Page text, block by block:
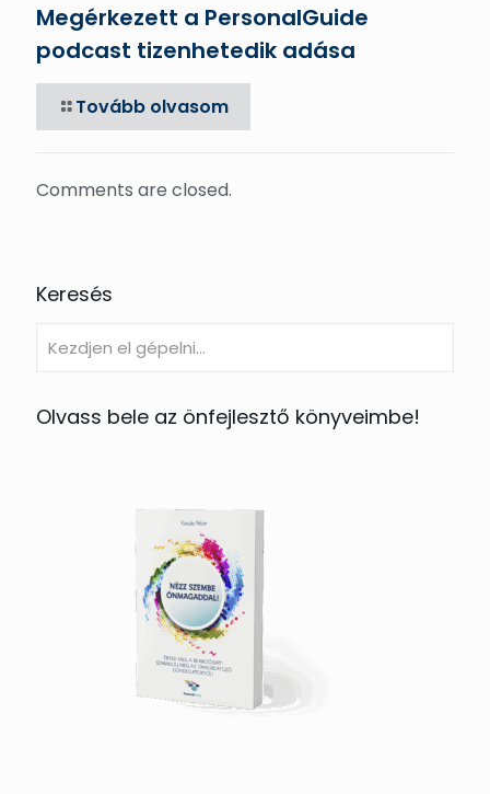
Megérkezett a PersonalGuide
podcast tizenhetedik adása
Tovább olvasom
Comments are closed.
Keresés
Olvass bele az önfejlesztő könyveimbe!